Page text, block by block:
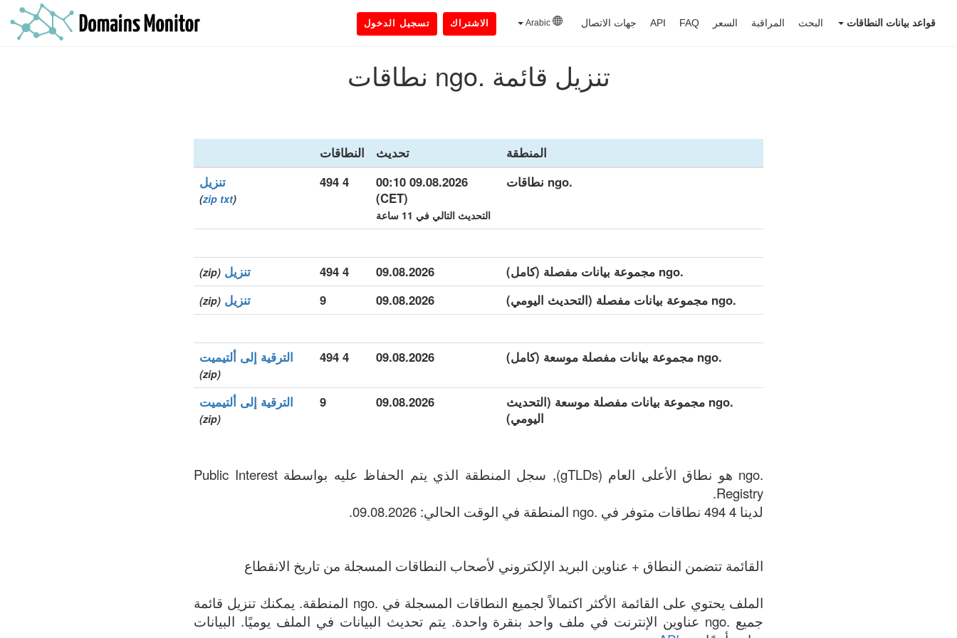
قواعد بيانات النطاقات البحث المراقبة السعر FAQ
API جهات الاتصال الاشتراك تسجيل الدخول
تنزيل قائمة .ngo نطاقات
المنطقة تحديث
النطاقات
.ngo نطاقات
09.08.2026 00:10
(CET)
التحديث التالي في 11 ساعة
4 494 تنزيل
(
zip txt
)
.ngo مجموعة بيانات مفصلة (كامل) 09.08.2026
4 494 تنزيل (zip)
.ngo مجموعة بيانات مفصلة (التحديث اليومي) 09.08.2026
9 تنزيل (zip)
.ngo مجموعة بيانات مفصلة موسعة (كامل) 09.08.2026
4 494 الترقية إلى ألتيميت
(zip)
.ngo مجموعة بيانات مفصلة موسعة (التحديث
اليومي)
09.08.2026
9 الترقية إلى ألتيميت
(zip)
.ngo هو نطاق الأعلى العام (gTLDs), سجل المنطقة الذي يتم الحفاظ عليه بواسطة Public Interest
Registry.
لدينا 4 494 نطاقات متوفر في .ngo المنطقة في الوقت الحالي: 09.08.2026.
القائمة تتضمن النطاق + عناوين البريد الإلكتروني لأصحاب النطاقات المسجلة من تاريخ الانقطاع
الملف يحتوي على القائمة الأكثر اكتمالاً لجميع النطاقات المسجلة في .ngo المنطقة. يمكنك تنزيل قائمة
جميع .ngo عناوين الإنترنت في ملف واحد بنقرة واحدة. يتم تحديث البيانات في الملف يوميًا. البيانات